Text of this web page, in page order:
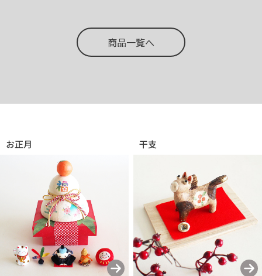
商品一覧へ
お正月 干支